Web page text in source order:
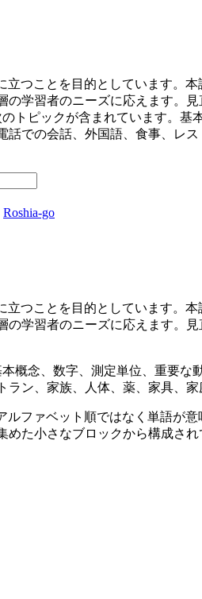
つことを目的としています。
学習者のニーズに応えます。
トピックが含まれています。
での会話、外国語、食事、レ
Roshia-go
つことを目的としています。
学習者のニーズに応えます。
概念、数字、測定単位、重要
ラン、家族、人体、薬、家具、
ファベット順ではなく単語が
た小さなブロックから構成さ